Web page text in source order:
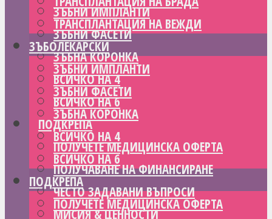
ЗЪБНИ ИМПЛАНТИ
ЗЪБНИ ФАСЕТИ
ЗЪБНА КОРОНКА
ВСИЧКО НА 4
ВСИЧКО НА 6
ПОДКРЕПА
ПОЛУЧЕТЕ МЕДИЦИНСКА ОФЕРТА
ПОЛУЧАВАНЕ НА ФИНАНСИРАНЕ
ЧЕСТО ЗАДАВАНИ ВЪПРОСИ
МИСИЯ & ЦЕННОСТИ
ТРАНСПЛАНТАЦИЯ НА ВЕЖДИ
ЗЪБОЛЕКАРСКИ
ЗЪБНИ ИМПЛАНТИ
ЗЪБНИ ФАСЕТИ
ЗЪБНА КОРОНКА
ВСИЧКО НА 4
ВСИЧКО НА 6
ПОДКРЕПА
ПОЛУЧЕТЕ МЕДИЦИНСКА ОФЕРТА